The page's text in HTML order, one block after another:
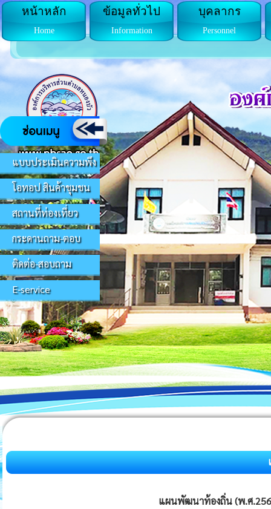
แบบประเมินความพึง
โอทอป สินค้าชุมชน
สถานที่ท่องเที่ยว
กระดานถาม-ตอบ
ติดต่อ-สอบถาม
E-service
หน้าหลัก
Home
ข้อมูลทั่วไป
Information
บุคลากร
Personnel
แผนพัฒนาท้องถิ่น (พ.ศ